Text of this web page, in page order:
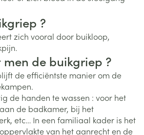
?
zich vooral door buikloop,
men de buikgriep ?
de efficiëntste manier om de
de handen te wassen : voor het
de badkamer, bij het
etc… In een familiaal kader is het
van het aanrecht en de